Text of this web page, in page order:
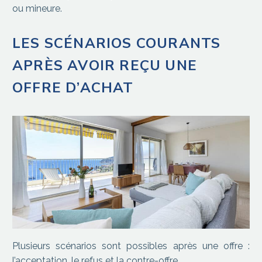
ou mineure.
LES SCÉNARIOS COURANTS
APRÈS AVOIR REÇU UNE
OFFRE D’ACHAT
Plusieurs scénarios sont possibles après une offre :